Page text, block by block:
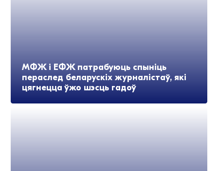
МФЖ і ЕФЖ патрабуюць спыніць
пераслед беларускіх журналістаў, які
цягнецца ўжо шэсць гадоў